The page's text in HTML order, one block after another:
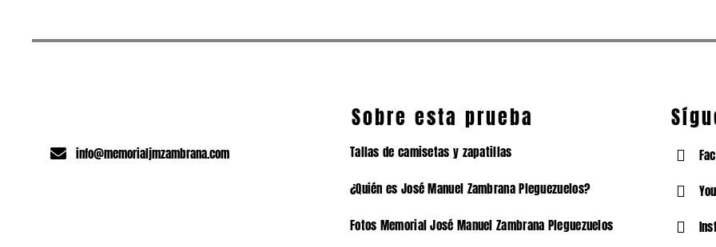
info@memorialjmzambrana.com
Sobre esta prueba
Tallas de camisetas y zapatillas
¿Quién es José Manuel Zambrana Pleguezuelos?
Fotos Memorial José Manuel Zambrana Pleguezuelos